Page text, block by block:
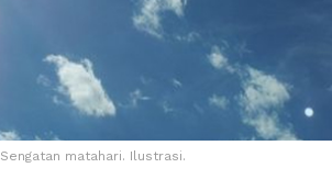
Sengatan matahari. Ilustrasi.